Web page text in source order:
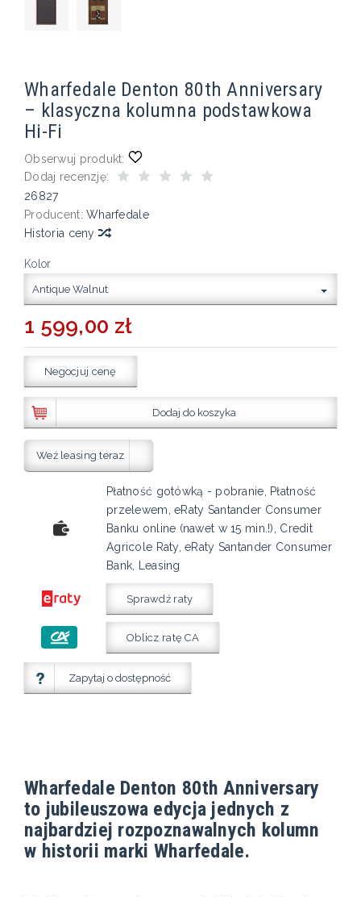
Wharfedale Denton 80th Anniversary
– klasyczna kolumna podstawkowa
Hi-Fi
Obserwuj produkt:
Dodaj recenzję:
26827
Producent: Wharfedale
Historia ceny
Kolor
Antique Walnut
1 599,00 zł
Negocjuj cenę
Dodaj do koszyka
Weź leasing teraz
Płatność gotówką - pobranie, Płatność
przelewem, eRaty Santander Consumer
Banku online (nawet w 15 min.!), Credit
Agricole Raty, eRaty Santander Consumer
Bank, Leasing
Sprawdź raty
Oblicz ratę CA
Zapytaj o dostępność
Wharfedale Denton 80th Anniversary
to jubileuszowa edycja jednych z
najbardziej rozpoznawalnych kolumn
w historii marki Wharfedale.